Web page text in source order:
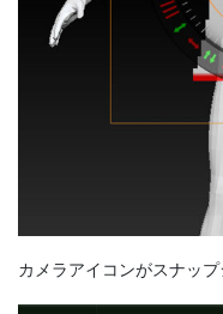
カメラアイコンがスナッ